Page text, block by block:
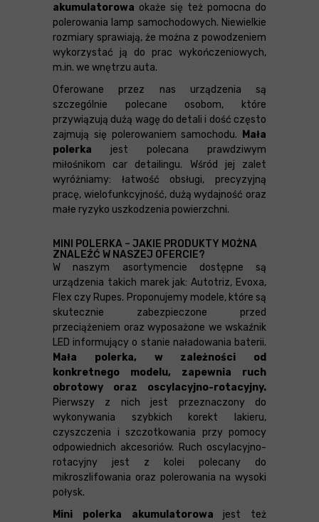
akumulatorowa okaże się też pomocna do
polerowania lamp samochodowych. Niewielkie
rozmiary sprawiają, że można z powodzeniem
wykorzystać ją do prac wykończeniowych,
m.in. we wnętrzu auta.
Oferowane przez nas urządzenia są
szczególnie polecane osobom, które
przywiązują dużą wagę do detali i dość często
zajmują się polerowaniem samochodu.
Mała
polerka jest polecana prawdziwym
miłośnikom car detailingu. Wśród jej zalet
wyróżniamy: łatwość obsługi, precyzyjną
pracę, wielofunkcyjność, dużą wydajność oraz
małe ryzyko uszkodzenia powierzchni.
MINI POLERKA – JAKIE PRODUKTY MOŻNA
ZNALEŹĆ W NASZEJ OFERCIE?
W naszym asortymencie dostępne są
urządzenia takich marek jak: Autotriz, Evoxa,
Flex czy Rupes. Proponujemy modele, które są
skutecznie zabezpieczone przed
przeciążeniem oraz wyposażone we wskaźnik
LED informujący o stanie naładowania baterii.
Mała polerka, w zależności od
konkretnego modelu, zapewnia ruch
obrotowy oraz oscylacyjno-rotacyjny.
Pierwszy z nich jest przeznaczony do
wykonywania szybkich korekt lakieru,
czyszczenia i szczotkowania przy pomocy
odpowiednich akcesoriów. Ruch oscylacyjno-
rotacyjny jest z kolei polecany do
mikroszlifowania oraz polerowania na wysoki
połysk.
Mini polerka akumulatorowa jest też